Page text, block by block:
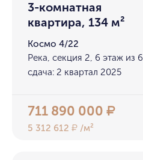
3-комнатная
квартира, 134 м²
Космо 4/22
Река, секция 2, 6 этаж из 6
сдача: 2 квартал 2025
711 890 000₽
5 312 612₽ /м²